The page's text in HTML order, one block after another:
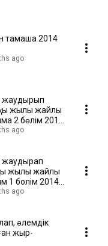
2014
ago
жаудырып
жылы жайлы
ago
жаудырап
жылы жайлы
ago
әлемдік
жыр-